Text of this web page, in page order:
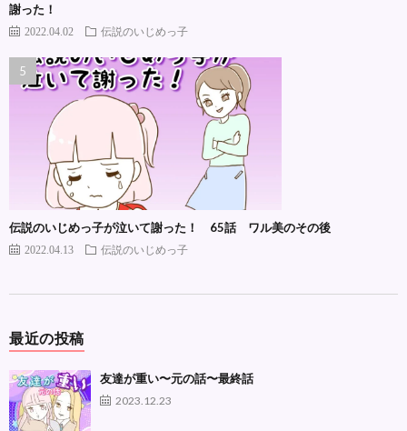
謝った！
2022.04.02 伝説のいじめっ子
伝説のいじめっ子が泣いて謝った！ 65話 ワル美のその後
2022.04.13 伝説のいじめっ子
最近の投稿
友達が重い〜元の話〜最終話
2023.12.23